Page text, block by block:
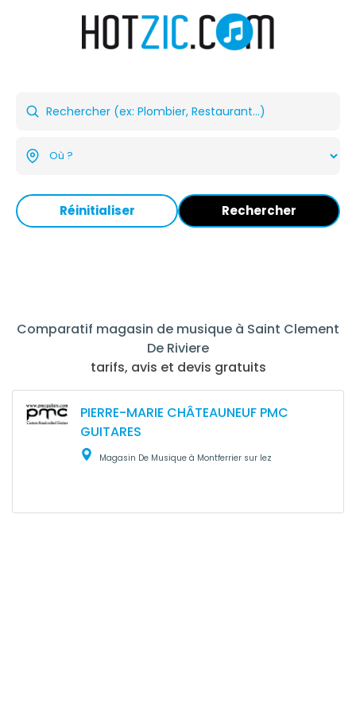
Réinitialiser Rechercher
Comparatif magasin de musique à Saint Clement
De Riviere
tarifs, avis et devis gratuits
PIERRE-MARIE CHÂTEAUNEUF PMC
GUITARES
Magasin De Musique à Montferrier sur lez